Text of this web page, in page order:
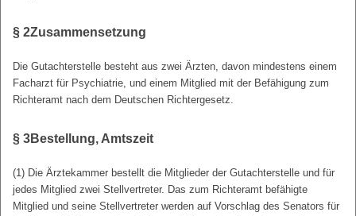
§ 2Zusammensetzung
Die Gutachterstelle besteht aus zwei Ärzten, davon mindestens einem
Facharzt für Psychiatrie, und einem Mitglied mit der Befähigung zum
Richteramt nach dem Deutschen Richtergesetz.
§ 3Bestellung, Amtszeit
(1) Die Ärztekammer bestellt die Mitglieder der Gutachterstelle und für
jedes Mitglied zwei Stellvertreter. Das zum Richteramt befähigte
Mitglied und seine Stellvertreter werden auf Vorschlag des Senators für